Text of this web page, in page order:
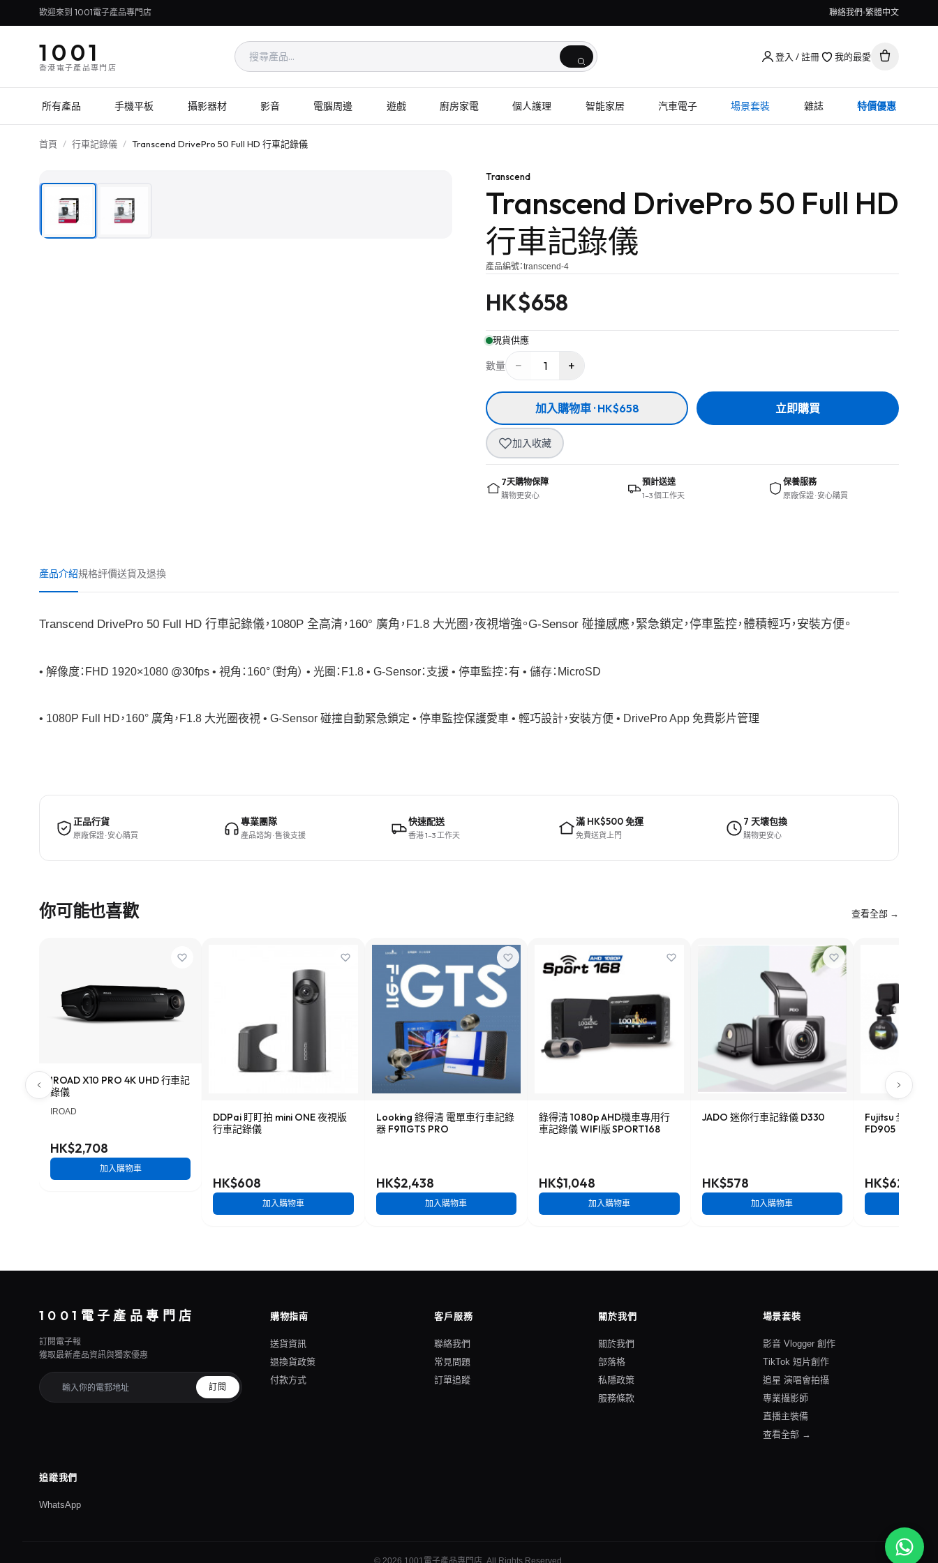
歡迎來到 1001電子產品專門店 聯絡我們 繁體中文
1001
香港電子產品專門店
登入 / 註冊 我的最愛
所有產品 手機平板 攝影器材 影音 電腦周邊 遊戲 廚房家電 個人護理 智能家居 汽車電子 場景套裝 雜誌 特價優惠
首頁 / 行車記錄儀 / Transcend DrivePro 50 Full HD 行車記錄儀
Transcend
Transcend DrivePro 50 Full HD
行車記錄儀
產品編號：transcend-4
HK$658
現貨供應
數量 − 1 +
加入購物車 · HK$658 立即購買
加入收藏
7天購物保障
購物更安心
預計送達
1–3 個工作天
保養服務
原廠保證 · 安心購買
產品介紹規格評價送貨及退換
Transcend DrivePro 50 Full HD 行車記錄儀，1080P 全高清，160° 廣角，F1.8 大光圈，夜視增強。G-Sensor 碰撞感應，緊急鎖定，停車監控，體積輕巧，安裝方便。
• 解像度：FHD 1920×1080 @30fps • 視角：160°（對角） • 光圈：F1.8 • G-Sensor：支援 • 停車監控：有 • 儲存：MicroSD
• 1080P Full HD，160° 廣角，F1.8 大光圈夜視 • G-Sensor 碰撞自動緊急鎖定 • 停車監控保護愛車 • 輕巧設計，安裝方便 • DrivePro App 免費影片管理
正品行貨
原廠保證 · 安心購買
專業團隊
產品諮詢 · 售後支援
快速配送
香港 1–3 工作天
滿 HK$500 免運
免費送貨上門
7 天壞包換
購物更安心
你可能也喜歡 查看全部 →
IROAD X10 PRO 4K UHD 行車記
錄儀
IROAD
HK$2,708
加入購物車
DDPai 盯盯拍 mini ONE 夜視版
行車記錄儀
HK$608
加入購物車
Looking 錄得清 電單車行車記錄
器 F911GTS PRO
HK$2,438
加入購物車
錄得清 1080p AHD機車專用行
車記錄儀 WIFI版 SPORT168
HK$1,048
加入購物車
JADO 迷你行車記錄儀 D330
HK$578
加入購物車
Fujitsu 全高清行
FD905
HK$628
1001電子產品專門店
訂閱電子報
獲取最新產品資訊與獨家優惠
訂閱
購物指南
送貨資訊
退換貨政策
付款方式
客戶服務
聯絡我們
常見問題
訂單追蹤
關於我們
關於我們
部落格
私隱政策
服務條款
場景套裝
影音 Vlogger 創作
TikTok 短片創作
追星 演唱會拍攝
專業攝影師
直播主裝備
查看全部 →
追蹤我們
WhatsApp